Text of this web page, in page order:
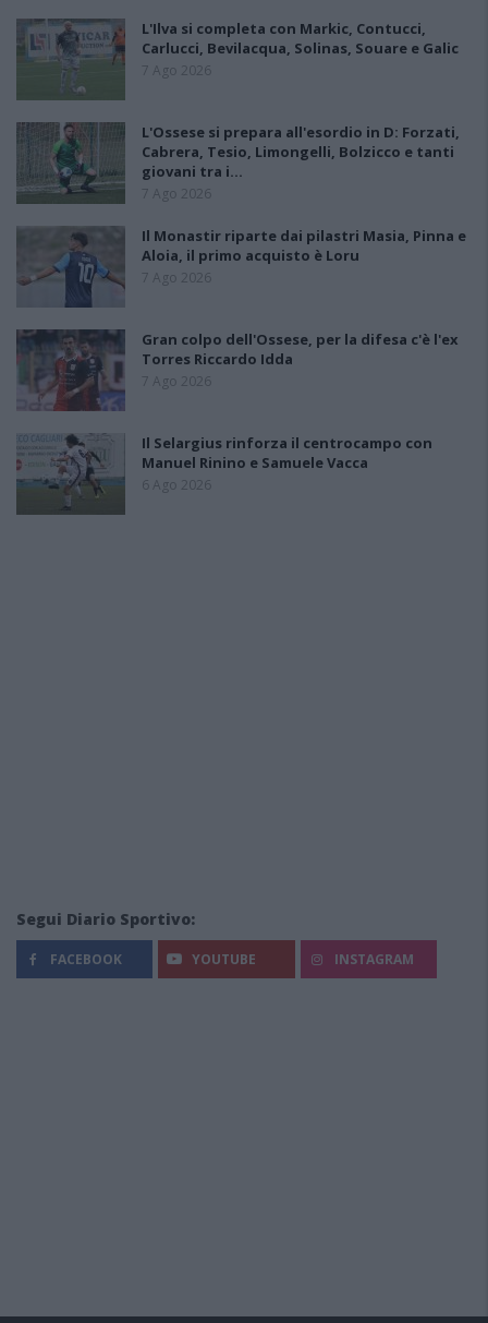
L'Ilva si completa con Markic, Contucci,
Carlucci, Bevilacqua, Solinas, Souare e Galic
7 Ago 2026
L'Ossese si prepara all'esordio in D: Forzati,
Cabrera, Tesio, Limongelli, Bolzicco e tanti
giovani tra i…
7 Ago 2026
Il Monastir riparte dai pilastri Masia, Pinna e
Aloia, il primo acquisto è Loru
7 Ago 2026
Gran colpo dell'Ossese, per la difesa c'è l'ex
Torres Riccardo Idda
7 Ago 2026
Il Selargius rinforza il centrocampo con
Manuel Rinino e Samuele Vacca
6 Ago 2026
Segui Diario Sportivo:
FACEBOOK YOUTUBE INSTAGRAM